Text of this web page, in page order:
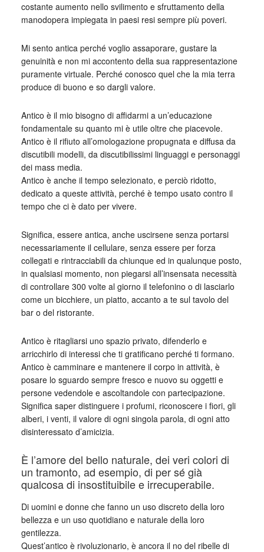
costante aumento nello svilimento e sfruttamento della
manodopera impiegata in paesi resi sempre più poveri.
Mi sento antica perché voglio assaporare, gustare la
genuinità e non mi accontento della sua rappresentazione
puramente virtuale. Perché conosco quel che la mia terra
produce di buono e so dargli valore.
Antico è il mio bisogno di affidarmi a un’educazione
fondamentale su quanto mi è utile oltre che piacevole.
Antico è il rifiuto all’omologazione propugnata e diffusa da
discutibili modelli, da discutibilissimi linguaggi e personaggi
dei mass media.
Antico è anche il tempo selezionato, e perciò ridotto,
dedicato a queste attività, perché è tempo usato contro il
tempo che ci è dato per vivere.
Significa, essere antica, anche uscirsene senza portarsi
necessariamente il cellulare, senza essere per forza
collegati e rintracciabili da chiunque ed in qualunque posto,
in qualsiasi momento, non piegarsi all’insensata necessità
di controllare 300 volte al giorno il telefonino o di lasciarlo
come un bicchiere, un piatto, accanto a te sul tavolo del
bar o del ristorante.
Antico è ritagliarsi uno spazio privato, difenderlo e
arricchirlo di interessi che ti gratificano perché ti formano.
Antico è camminare e mantenere il corpo in attività, è
posare lo sguardo sempre fresco e nuovo su oggetti e
persone vedendole e ascoltandole con partecipazione.
Significa saper distinguere i profumi, riconoscere i fiori, gli
alberi, i venti, il valore di ogni singola parola, di ogni atto
disinteressato d’amicizia.
È l’amore del bello naturale, dei veri colori di
un tramonto, ad esempio, di per sé già
qualcosa di insostituibile e irrecuperabile.
Di uomini e donne che fanno un uso discreto della loro
bellezza e un uso quotidiano e naturale della loro
gentilezza.
Quest’antico è rivoluzionario, è ancora il no del ribelle di